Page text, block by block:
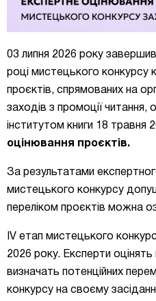
03 липня 2026 року
році мистецького конкурсу
проєктів, спрямованих на
заходів з промоції читання,
інститутом книги 18 травня
оцінювання проєктів.
За результатами
мистецького конкурсу
переліком проєктів можна
IV етап мистецького
2026 року. Експерти оцінять
визначать потенційних
конкурсу на своєму